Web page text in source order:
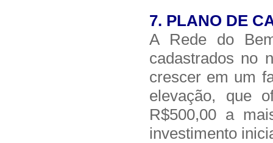
7. PLANO DE
A Rede do
cadastrados no
crescer em um
elevação, que
R$500,00 a
investimento